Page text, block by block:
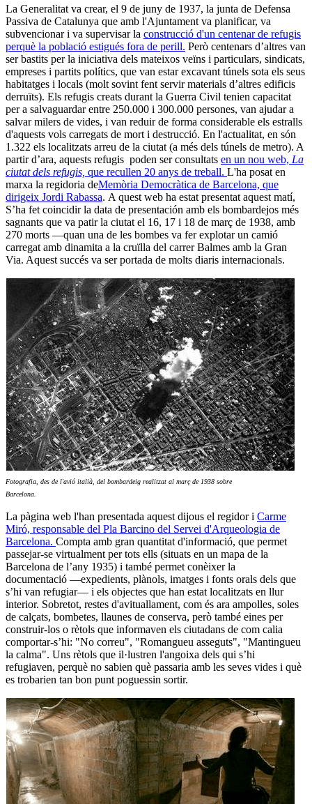
La Generalitat va crear, el 9 de juny de 1937, la junta de Defensa
Passiva de Catalunya que amb l'Ajuntament va planificar, va
subvencionar i va supervisar la construcció d'un centenar de refugis
perquè la població estigués fora de perill. Però centenars d’altres van
ser bastits per la iniciativa dels mateixos veïns i particulars, sindicats,
empreses i partits polítics, que van estar excavant túnels sota els seus
habitatges i locals (molt sovint fent servir materials d’altres edificis
derruïts). Els refugis creats durant la Guerra Civil tenien capacitat
per a salvaguardar entre 250.000 i 300.000 persones, van ajudar a
salvar milers de vides, i van reduir de forma considerable els estralls
d'aquests vols carregats de mort i destrucció. En l'actualitat, en són
1.322 els localitzats arreu de la ciutat (a més dels túnels de metro). A
partir d’ara, aquests refugis poden ser consultats en un nou web, La
ciutat dels refugis, que recullen 20 anys de treball. L'ha posat en
marxa la regidoria deMemòria Democràtica de Barcelona, que
dirigeix Jordi Rabassa. A quest web ha estat presentat aquest matí,
S’ha fet coincidir la data de presentación amb els bombardejos més
sagnants que va patir la ciutat el 16, 17 i 18 de març de 1938, amb
270 morts ―quan una de les bombes va fer explotar un camió
carregat amb dinamita a la cruïlla del carrer Balmes amb la Gran
Via. Aquest succés va ser portada de molts diaris internacionals.
Fotografia, des de l'avió italià, del bombardeig realitzat al març de 1938 sobre
Barcelona.
La pàgina web l'han presentada aquest dijous el regidor i Carme
Miró, responsable del Pla Barcino del Servei d'Arqueologia de
Barcelona. Compta amb gran quantitat d'informació, que permet
passejar-se virtualment per tots ells (situats en un mapa de la
Barcelona de l’any 1935) i també permet conèixer la
documentació ―expedients, plànols, imatges i fonts orals dels que
s’hi van refugiar― i els objectes que han estat localitzats en llur
interior. Sobretot, restes d'avituallament, com és ara ampolles, soles
de calçats, bombetes, llaunes de conserva, però també eines per
construir-los o rètols que informaven els ciutadans de com calia
comportar-s’hi: "No correu", "Romangueu asseguts", "Mantingueu
la calma". Uns rètols que il·lustren l'angoixa dels qui s’hi
refugiaven, perquè no sabien què passaria amb les seves vides i què
es trobarien tan bon punt poguessin sortir.